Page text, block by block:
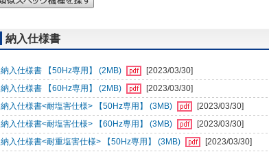
納入仕様書
納入仕様書 【50Hz専用】 (2MB)
[2023/03/30]
納入仕様書 【60Hz専用】 (2MB)
[2023/03/30]
納入仕様書<耐塩害仕様> 【50Hz専用】 (3MB)
[2023/03/30]
納入仕様書<耐塩害仕様> 【60Hz専用】 (3MB)
[2023/03/30]
納入仕様書<耐重塩害仕様> 【50Hz専用】 (3MB)
[2023/03/30]